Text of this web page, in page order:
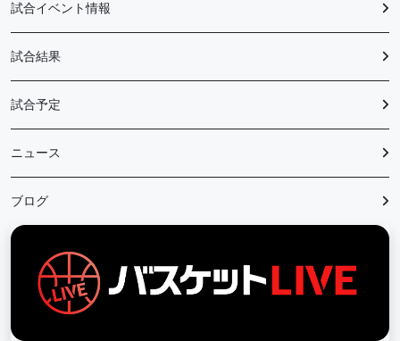
試合イベント情報
試合結果
試合予定
ニュース
ブログ